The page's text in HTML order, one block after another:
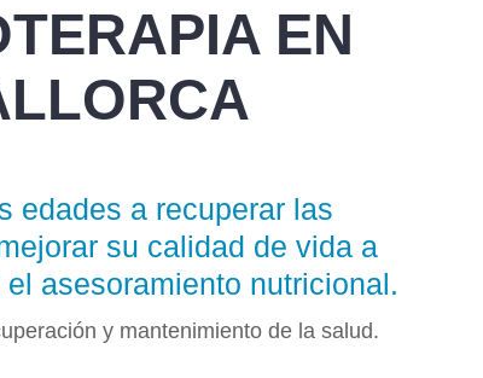
EN
edades a recuperar las
su calidad de vida a
asesoramiento nutricional.
y mantenimiento de la salud.